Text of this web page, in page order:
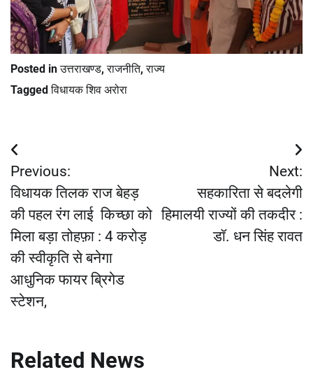
Posted inउत्तराखण्ड,राजनीति,राज्य
Taggedविधायक शिव अरोरा
Post
navigation
Previous:
विधायक तिलक राज बेहड़
की पहल रंग लाई किच्छा को
मिला बड़ा तोहफ़ा : 4 करोड़
की स्वीकृति से बनेगा
आधुनिक फायर ब्रिगेड
स्टेशन,
Next:
सहकारिता से बदलेगी
हिमालयी राज्यों की तकदीर :
डॉ. धन सिंह रावत
Related News